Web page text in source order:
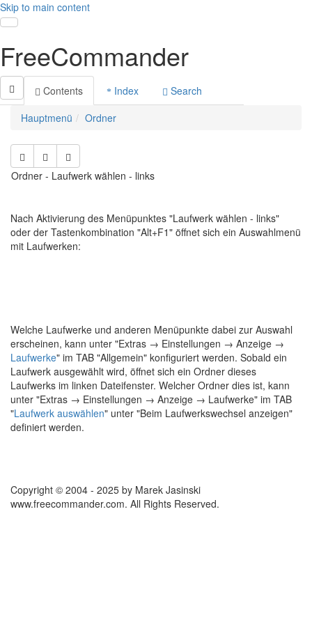
Skip to main content
Toggle navigation
FreeCommander
Contents Index
Search
Hauptmenü
Ordner
Ordner - Laufwerk wählen - links
Nach Aktivierung des Menüpunktes "Laufwerk wählen - links"
oder der Tastenkombination "Alt+F1" öffnet sich ein Auswahlmenü
mit Laufwerken:
Welche Laufwerke und anderen Menüpunkte dabei zur Auswahl
erscheinen, kann unter "Extras → Einstellungen → Anzeige →
Laufwerke" im TAB "Allgemein" konfiguriert werden. Sobald ein
Laufwerk ausgewählt wird, öffnet sich ein Ordner dieses
Laufwerks im linken Dateifenster. Welcher Ordner dies ist, kann
unter "Extras → Einstellungen → Anzeige → Laufwerke" im TAB
"Laufwerk auswählen" unter "Beim Laufwerkswechsel anzeigen"
definiert werden.
Copyright © 2004 - 2025 by Marek Jasinski
www.freecommander.com. All Rights Reserved.